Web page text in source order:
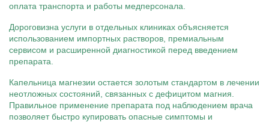
оплата транспорта и работы медперсонала.
Дороговизна услуги в отдельных клиниках объясняется
использованием импортных растворов, премиальным
сервисом и расширенной диагностикой перед введением
препарата.
Капельница магнезии остается золотым стандартом в лечении
неотложных состояний, связанных с дефицитом магния.
Правильное применение препарата под наблюдением врача
позволяет быстро купировать опасные симптомы и